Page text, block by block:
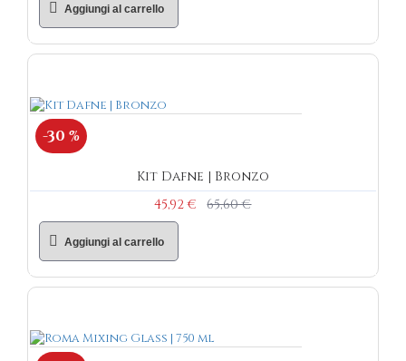
Aggiungi al carrello
-30 %
Kit Dafne | Bronzo
45,92 €
65,60 €
Aggiungi al carrello